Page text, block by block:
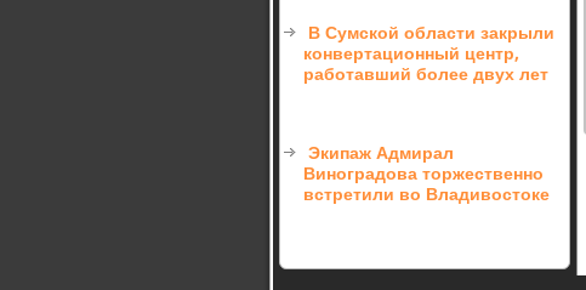
В Сумской области закрыли
конвертационный центр,
работавший более двух лет
Экипаж Адмирал
Виноградова торжественно
встретили во Владивостоке